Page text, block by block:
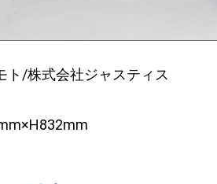
ト/株式会社ジャスティス